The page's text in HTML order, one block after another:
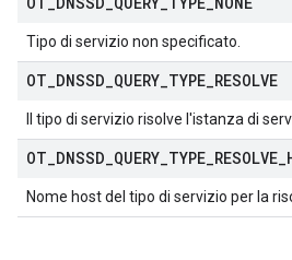
Tipo di servizio non specificato.
OT DNSSD QUERY TYPE RESOLVE
Il tipo di servizio risolve l'istanza di
OT DNSSD QUERY TYPE RESOLVE
Nome host del tipo di servizio per la